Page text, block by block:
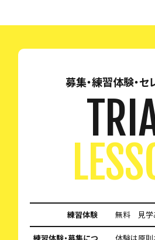
募集・練習体験・セ
練習体験 無料 見学